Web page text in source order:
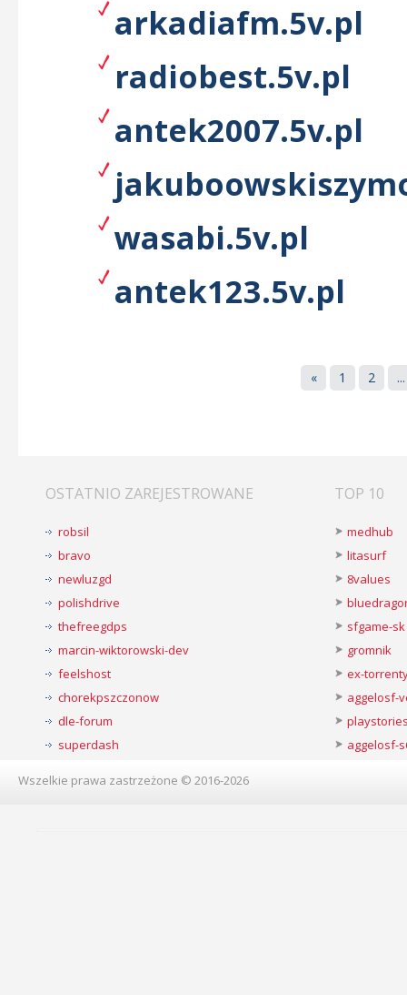
arkadiafm.5v.pl
radiobest.5v.pl
antek2007.5v.pl
wasabi.5v.pl
antek123.5v.pl
« 1 2 ...
OSTATNIO ZAREJESTROWANE
robsil
bravo
newluzgd
polishdrive
thefreegdps
marcin-wiktorowski-dev
feelshost
chorekpszczonow
dle-forum
superdash
TOP 10
medhub
litasurf
8values
sfgame-sk
gromnik
ex-
aggelosf-
aggelosf-
Wszelkie prawa zastrzeżone © 2016-2026